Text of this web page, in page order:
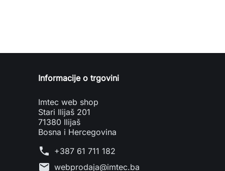
Informacije o trgovini
Imtec web shop
Stari Ilijaš 201
71380 Ilijaš
Bosna i Hercegovina
phone +387 61 711 182
mail webprodaja@imtec.ba